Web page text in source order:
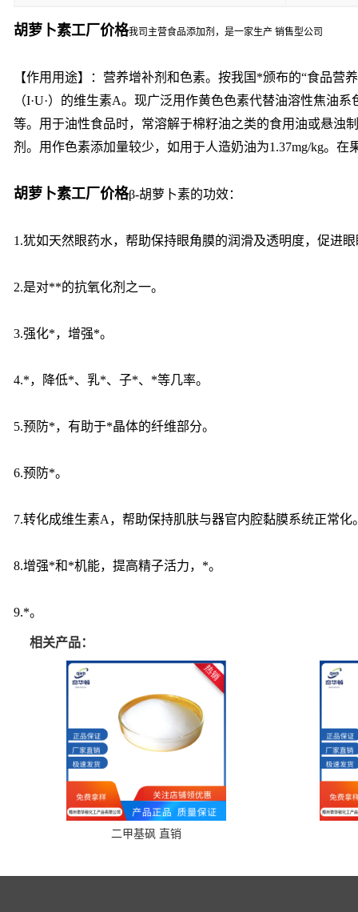
胡萝卜素工厂价格我司主营食品添加剂，是一家生产 销售型公司
【作用用途】：营养增补剂和色素。按我国*颁布的“食品营
（I·U·）的维生素A。现广泛用作黄色色素代替油溶性焦油
等。用于油性食品时，常溶解于棉籽油之类的食用油或悬浊
剂。用作色素添加量较少，如用于人造奶油为1.37mg/kg。在
胡萝卜素工厂价格β-胡萝卜素的功效：
1.犹如天然眼药水，帮助保持眼角膜的润滑及透明度，促
2.是对**的抗氧化剂之一。
3.强化*，增强*。
4.*，降低*、乳*、子*、*等几率。
5.预防*，有助于*晶体的纤维部分。
6.预防*。
7.转化成维生素A，帮助保持肌肤与器官内腔黏膜系统正
8.增强*和*机能，提高精子活力，*。
9.*。
相关产品：
二甲基砜 直销